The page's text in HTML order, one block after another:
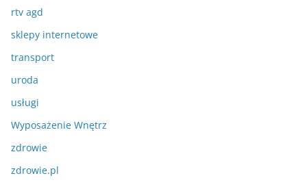
rtv agd
sklepy internetowe
transport
uroda
usługi
Wyposażenie Wnętrz
zdrowie
zdrowie.pl